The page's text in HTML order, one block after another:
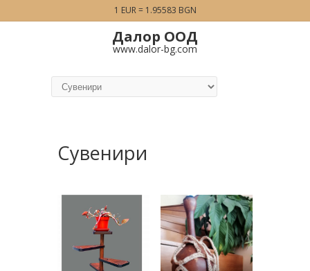
Далор ООД
www.dalor-bg.com
Сувенири
1 EUR = 1.95583 BGN